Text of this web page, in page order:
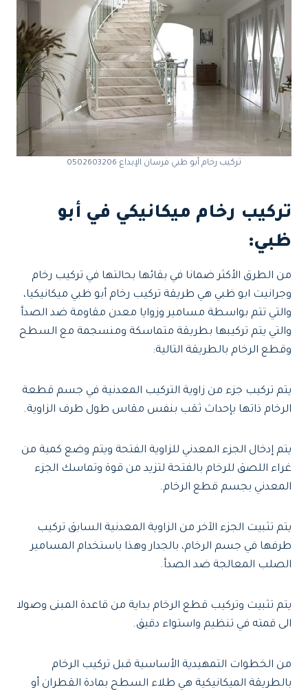
تركيب رخام أبو ظبي فرسان الإبداع 0502603206
تركيب رخام ميكانيكي في أبو
ظبي:
من الطرق الأكثر ضمانا في بقائها بحالتها في تركيب رخام
وجرانيت ابو ظبي هي طريقة تركيب رخام أبو ظبي ميكانيكيا،
والتي تتم بواسطة مسامير وزوايا معدن مقاومة ضد الصدأ
والتي يتم تركيبها بطريقة متماسكة ومنسجمة مع السطح
وقطع الرخام بالطريقة التالية:
يتم تركيب جزء من زاوية التركيب المعدنية في جسم قطعة
الرخام ذاتها بإحداث ثقب بنفس مقاس طول طرف الزاوية.
يتم إدخال الجزء المعدني للزاوية الفتحة ويتم وضع كمية من
غراء اللصق للرخام بالفتحة لتزيد من قوة وتماسك الجزء
المعدني بجسم قطع الرخام.
يتم تثبيت الجزء الآخر من الزاوية المعدنية السابق تركيب
طرفها في جسم الرخام، بالجدار وهذا باستخدام المسامير
الصلب المعالجة ضد الصدأ.
يتم تثبيت وتركيب قطع الرخام بداية من قاعدة المبنى وصولا
الى قمته في تنظيم واستواء دقيق.
من الخطوات التمهيدية الأساسية قبل تركيب الرخام
بالطريقة الميكانيكية هي طلاء السطح بمادة القطران أو